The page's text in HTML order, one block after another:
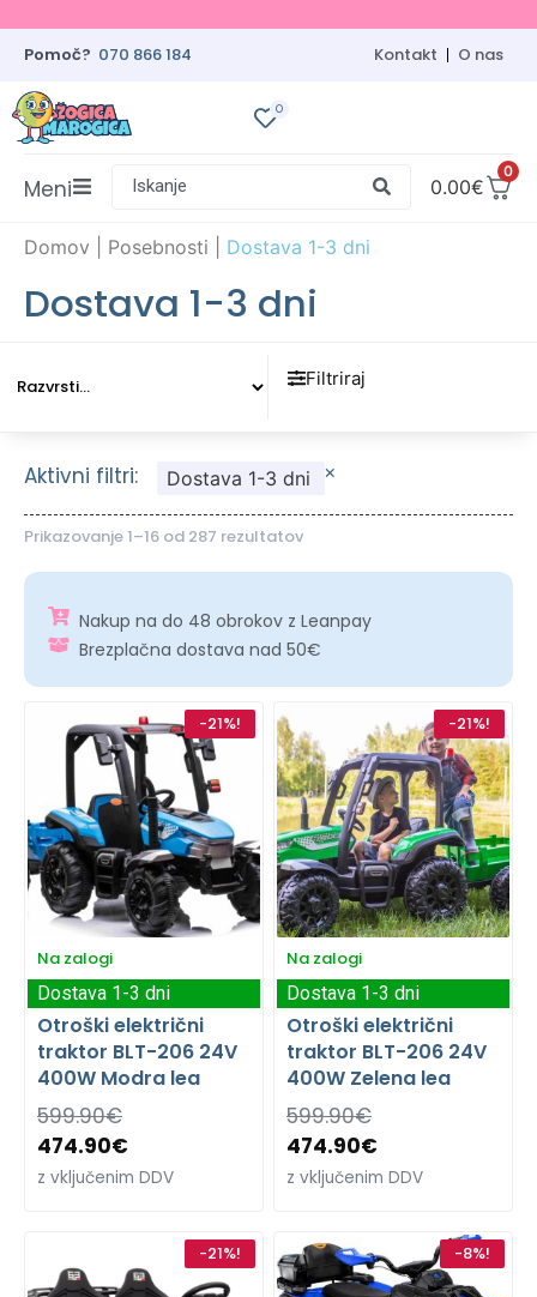
Pomoč? 070 866 184 Kontakt O nas
0
0
0.00€
Iskanje
Meni
Domov Posebnosti Dostava 1-3 dni
Dostava 1-3 dni
Filtriraj
Prikazovanje 1–16 od 287 rezultatov
Aktivni filtri: Dostava 1-3 dni ×
Nakup na do 48 obrokov z Leanpay
Brezplačna dostava nad 50€
-21%!
Na zalogi
Otroški električni
traktor BLT-206 24V
400W Modra lea
599.90€
474.90€
z vključenim DDV
Dostava 1-3 dni
-21%!
Na zalogi
Otroški električni
traktor BLT-206 24V
400W Zelena lea
599.90€
474.90€
z vključenim DDV
Dostava 1-3 dni
-21%! -8%!